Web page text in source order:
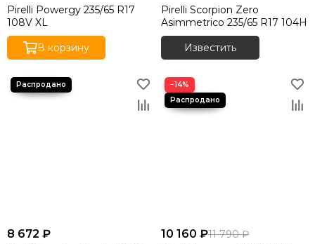
Pirelli Powergy 235/65 R17
108V XL
В корзину
Pirelli Scorpion Zero
Asimmetrico 235/65 R17 104H
Известить
8 672 ₽
−14%
10 160 ₽11 790 ₽